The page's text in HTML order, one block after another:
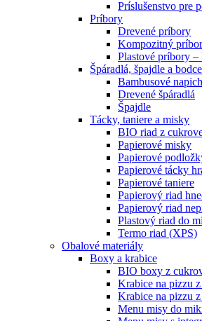
Príslušenstvo pre
Príbory
Drevené príbory
Kompozitný príbor
Plastové príbory
Špáradlá, špajdle a bodce
Bambusové
Drevené špáradlá
Špajdle
Tácky, taniere a misky
BIO riad z
Papierové misky
Papierové
Papierové tácky
Papierové taniere
Papierový riad
Papierový riad
Plastový riad do
Termo riad (XPS)
Obalové materiály
Boxy a krabice
BIO boxy z
Krabice na pizzu
Krabice na pizzu
Menu misy do